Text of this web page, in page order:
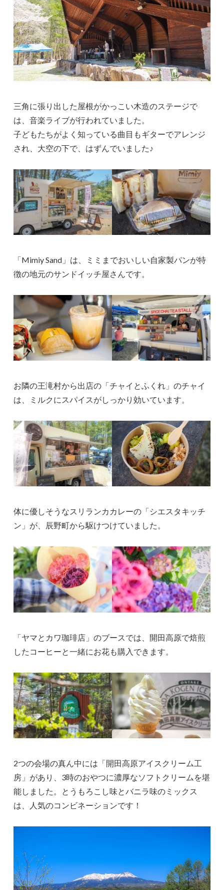
三角に張り出した屋根がかっこい木造のステージで
は、音楽ライブが行われていました。
子どもたちがよく知っている曲目もギターでアレンジ
され、大空の下で、はずんでいました♪
「Mimiy Sand」は、ミミまでおいしい自家製パンが特
徴の地元のサンドイッチ屋さんです。
お隣の王滝村から出店の「チャイとふくれ」のチャイ
は、ミルクにスパイスがしっかり効いています。
体に優しそうなスリランカカレーの「シエスタキッチ
ン」が、辰野町から駆けつけていました。
「ヤマとカワ珈琲店」のブースでは、開田高原で焙煎
したコーヒーと一緒にお花も購入できます。
2つの会場の真ん中には「開田高原アイスクリーム工
房」があり、3時のおやつに濃厚なソフトクリームを堪
能しました。とうもろこし味とバニラ味のミックス
は、人気のコンビネーションです！